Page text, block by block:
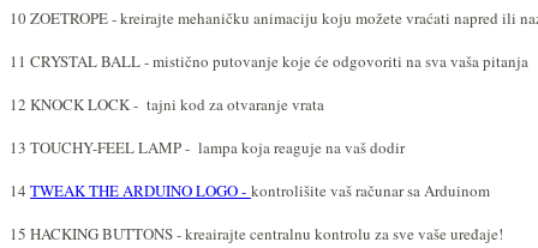
10 ZOETROPE - kreirajte mehaničku animaciju koju možete vraćati napred ili
11 CRYSTAL BALL - mistično putovanje koje će odgovoriti na sva vaša pitanja
12 KNOCK LOCK - tajni kod za otvaranje vrata
13 TOUCHY-FEEL LAMP - lampa koja reaguje na vaš dodir
14 TWEAK THE ARDUINO LOGO - kontrolišite vaš računar sa Arduinom
15 HACKING BUTTONS - kreairajte centralnu kontrolu za sve vaše uređaje!